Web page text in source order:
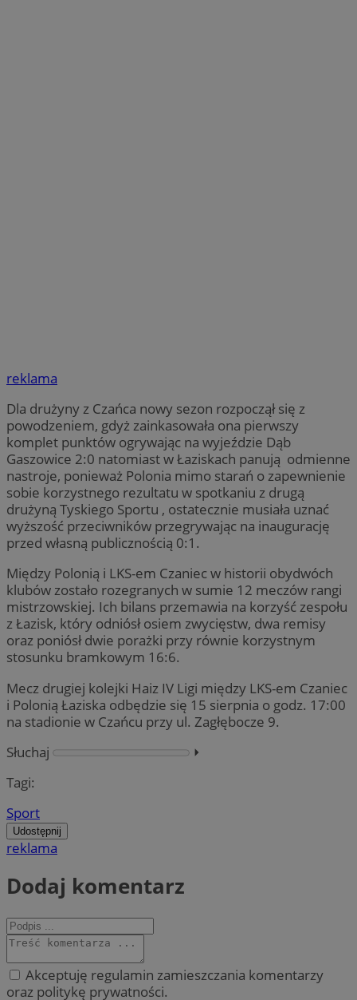
reklama
Dla drużyny z Czańca nowy sezon rozpoczął się z
powodzeniem, gdyż zainkasowała ona pierwszy
komplet punktów ogrywając na wyjeździe Dąb
Gaszowice 2:0 natomiast w Łaziskach panują odmienne
nastroje, ponieważ Polonia mimo starań o zapewnienie
sobie korzystnego rezultatu w spotkaniu z drugą
drużyną Tyskiego Sportu , ostatecznie musiała uznać
wyższość przeciwników przegrywając na inaugurację
przed własną publicznością 0:1.
Między Polonią i LKS-em Czaniec w historii obydwóch
klubów zostało rozegranych w sumie 12 meczów rangi
mistrzowskiej. Ich bilans przemawia na korzyść zespołu
z Łazisk, który odniósł osiem zwycięstw, dwa remisy
oraz poniósł dwie porażki przy równie korzystnym
stosunku bramkowym 16:6.
Mecz drugiej kolejki Haiz IV Ligi między LKS-em Czaniec
i Polonią Łaziska odbędzie się 15 sierpnia o godz. 17:00
na stadionie w Czańcu przy ul. Zagłębocze 9.
Słuchaj
⏵︎
Tagi:
Sport
Udostępnij
reklama
Dodaj komentarz
Akceptuję regulamin zamieszczania komentarzy
oraz politykę prywatności.